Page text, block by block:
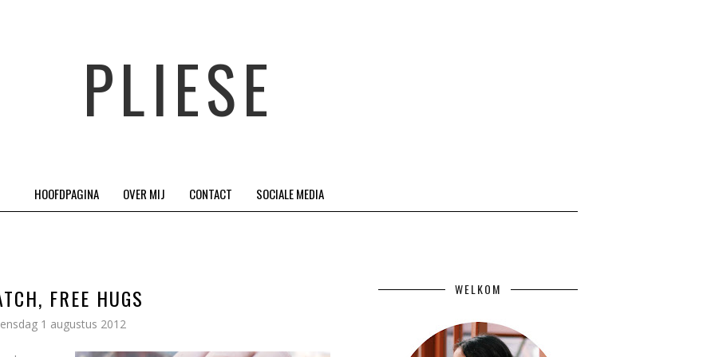
PLIESE
HOOFDPAGINA OVER MIJ CONTACT SOCIALE MEDIA
FREE HUGS
1 augustus 2012
WELKOM